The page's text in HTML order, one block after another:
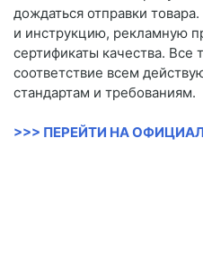
дождаться отправки
и инструкцию, рекламную
сертификаты качества.
соответствие всем
стандартам и требованиям.
>>> ПЕРЕЙТИ НА